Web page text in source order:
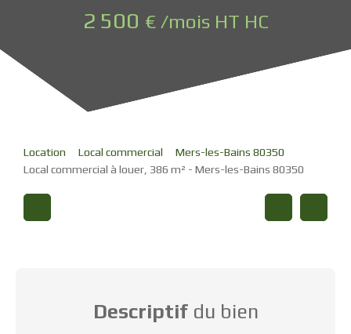
2 500 € /mois HT HC
Location Local commercial
Mers-les-Bains 80350
Local commercial à louer, 386 m² - Mers-les-Bains 80350
Descriptifdu bien